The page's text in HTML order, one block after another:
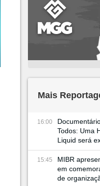
Mais
16:00
Todos: Uma
Liquid será
15:45
MIBR
em
de